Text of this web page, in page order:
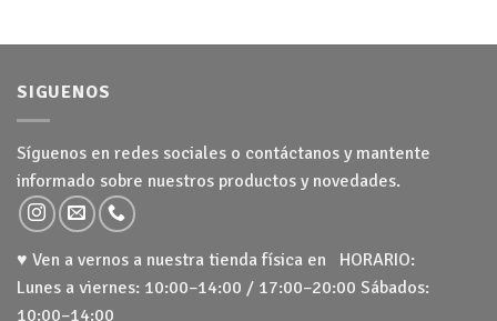
SIGUENOS
Síguenos en redes sociales o contáctanos y mantente
informado sobre nuestros productos y novedades.
♥ Ven a vernos a nuestra tienda física en HORARIO:
Lunes a viernes: 10:00–14:00 / 17:00–20:00 Sábados:
10:00–14:00